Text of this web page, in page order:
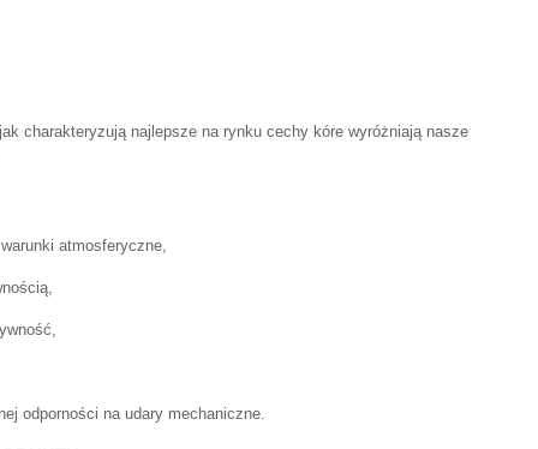
charakteryzują najlepsze na rynku cechy kóre wyróżniają nasze
atmosferyczne,
odporności na udary mechaniczne.